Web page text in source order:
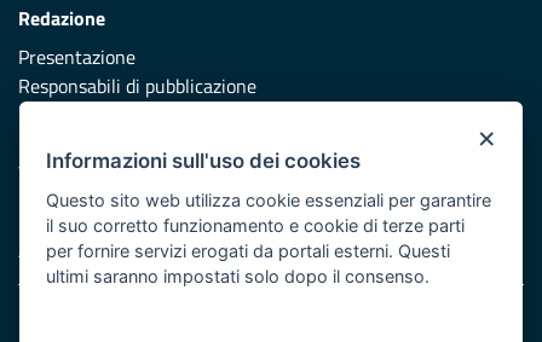
Redazione
Presentazione
Responsabili di pubblicazione
Vai al sito di Protezione Civile Puglia
Iniziativa finanziata con risorse del POR Puglia 2014/2020 -
Asse XI
×
Informazioni sull'uso dei cookies
Questo sito web utilizza cookie essenziali per garantire
il suo corretto funzionamento e cookie di terze parti
per fornire servizi erogati da portali esterni. Questi
ultimi saranno impostati solo dopo il consenso.